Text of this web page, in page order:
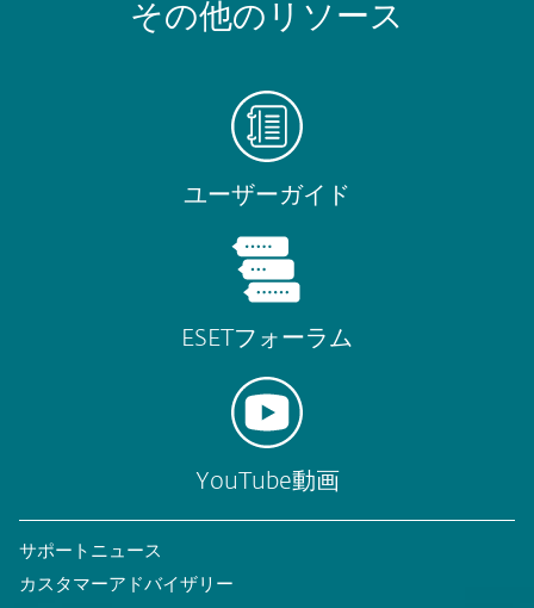
その他のリソース
ユーザーガイド
ESETフォーラム
YouTube動画
サポートニュース
カスタマーアドバイザリー